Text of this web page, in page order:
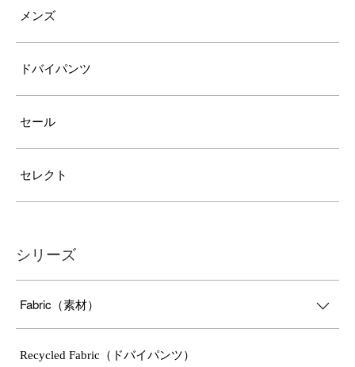
メンズ
ドバイパンツ
セール
セレクト
シリーズ
Fabric（素材）
Recycled Fabric（ドバイパンツ）